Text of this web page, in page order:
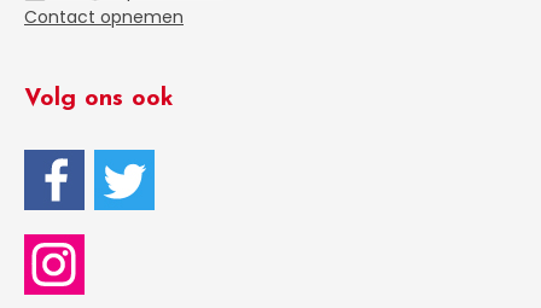
Contact opnemen
Volg ons ook